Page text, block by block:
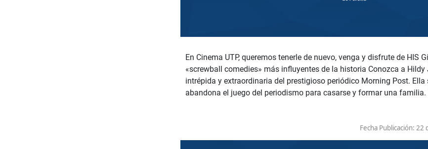
En Cinema UTP, queremos tenerle de nuevo, venga y disfrute de HIS
«screwball comedies» más influyentes de la historia Conozca a Hildy
intrépida y extraordinaria del prestigioso periódico Morning Post.
abandona el juego del periodismo para casarse y formar una familia.
Fecha Publicación: 22